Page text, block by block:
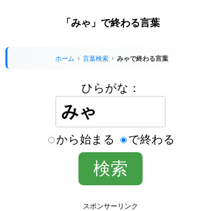
「みゃ」で終わる言葉
ホーム 言葉検索 みゃで終わる言葉
ひらがな：
から始まる で終わる
スポンサーリンク